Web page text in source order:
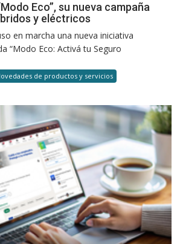
Eco”, su nueva campaña
y eléctricos
en marcha una nueva iniciativa
“Modo Eco: Activá tu Seguro
de productos y servicios